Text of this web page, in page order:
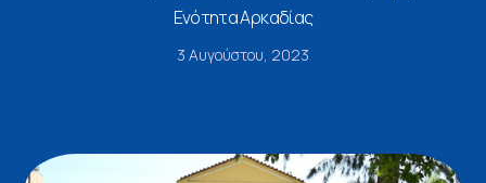
Ενότητα Αρκαδίας
3 Αυγούστου, 2023